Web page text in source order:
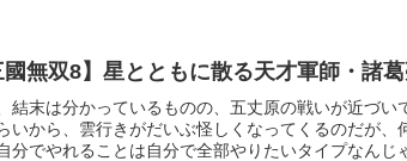
國無双8】星とともに散る天才軍師・諸
結末は分かっているものの、五丈原の戦いが近づい
いから、雲行きがだいぶ怪しくなってくるのだが、
分でやれることは自分で全部やりたいタイプなんじ